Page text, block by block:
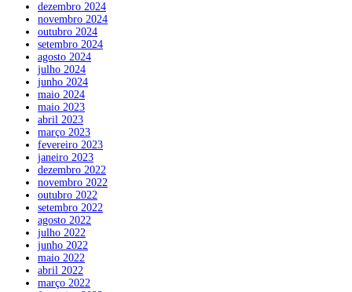
dezembro 2024
novembro 2024
outubro 2024
setembro 2024
agosto 2024
julho 2024
junho 2024
maio 2024
maio 2023
abril 2023
março 2023
fevereiro 2023
janeiro 2023
dezembro 2022
novembro 2022
outubro 2022
setembro 2022
agosto 2022
julho 2022
junho 2022
maio 2022
abril 2022
março 2022